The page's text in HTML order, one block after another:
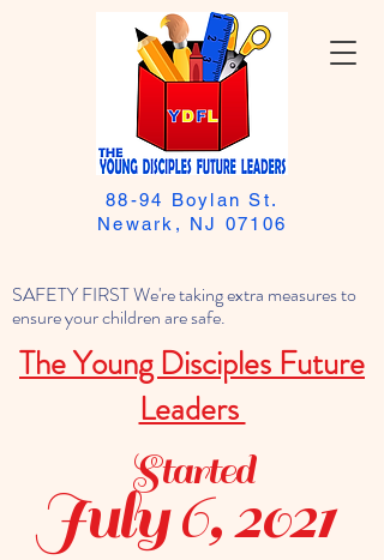
SAFETY FIRST We're taking extra measures to
ensure your children are safe.
The Young Disciples Future
Leaders
88-94 Boylan St.
Newark, NJ 07106
July 6, 2021
Started